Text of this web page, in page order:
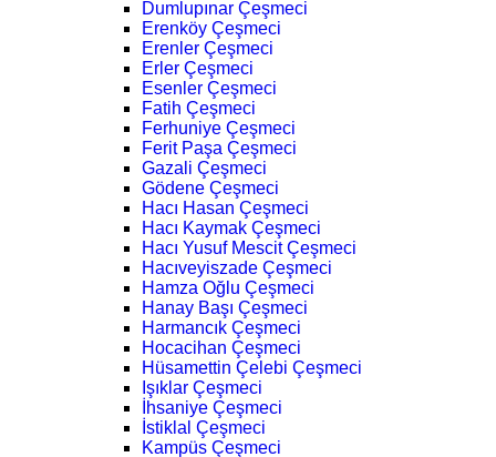
Dumlupınar Çeşmeci
Erenköy Çeşmeci
Erenler Çeşmeci
Erler Çeşmeci
Esenler Çeşmeci
Fatih Çeşmeci
Ferhuniye Çeşmeci
Ferit Paşa Çeşmeci
Gazali Çeşmeci
Gödene Çeşmeci
Hacı Hasan Çeşmeci
Hacı Kaymak Çeşmeci
Hacı Yusuf Mescit Çeşmeci
Hacıveyiszade Çeşmeci
Hamza Oğlu Çeşmeci
Hanay Başı Çeşmeci
Harmancık Çeşmeci
Hocacihan Çeşmeci
Hüsamettin Çelebi Çeşmeci
Işıklar Çeşmeci
İhsaniye Çeşmeci
İstiklal Çeşmeci
Kampüs Çeşmeci